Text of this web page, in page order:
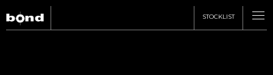
STOCKLIST